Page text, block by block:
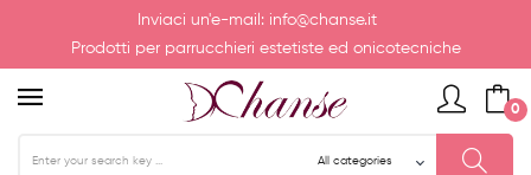
Inviaci un'e-mail: info@chanse.it
Prodotti per parrucchieri estetiste ed onicotecniche
0